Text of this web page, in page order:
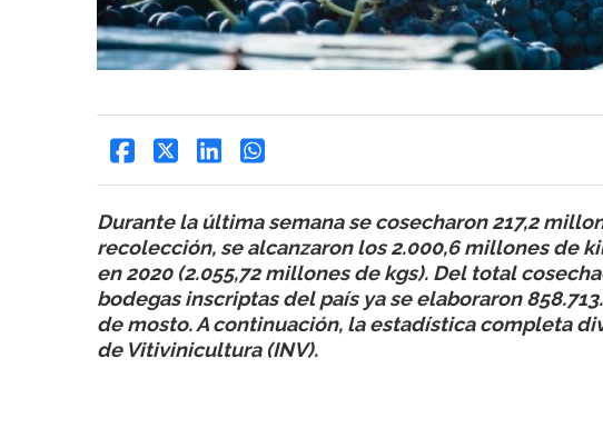
Durante la última semana se cosecharon 217,2
recolección, se alcanzaron los 2.000,6 millones de
en 2020 (2.055,72 millones de kgs). Del total
bodegas inscriptas del país ya se elaboraron
de mosto. A continuación, la estadística completa
de Vitivinicultura (INV).